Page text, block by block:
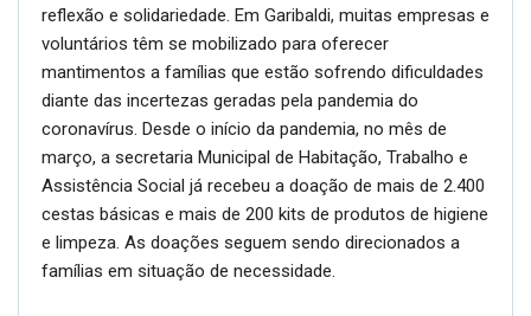
reflexão e solidariedade. Em Garibaldi, muitas empresas e
voluntários têm se mobilizado para oferecer
mantimentos a famílias que estão sofrendo dificuldades
diante das incertezas geradas pela pandemia do
coronavírus. Desde o início da pandemia, no mês de
março, a secretaria Municipal de Habitação, Trabalho e
Assistência Social já recebeu a doação de mais de 2.400
cestas básicas e mais de 200 kits de produtos de higiene
e limpeza. As doações seguem sendo direcionados a
famílias em situação de necessidade.